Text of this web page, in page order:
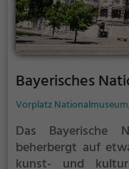
Bayerisches
Vorplatz
Das Bayerische
beherbergt auf
kunst- und